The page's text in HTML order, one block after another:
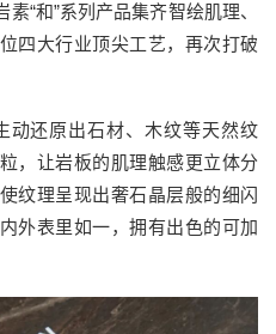
素“和”系列产品集齐智绘肌理、
四大行业顶尖工艺，再次打破
动还原出石材、木纹等天然纹
， 让岩板的肌理触感更立体分
使纹理呈现出奢石晶层般的细闪
内外表里如一，拥有出色的可加